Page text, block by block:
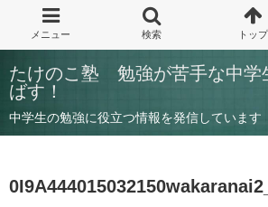
たけのこ塾 勉強が苦手な中学
ばす！
中学生の勉強に役立つ情報を発信しています